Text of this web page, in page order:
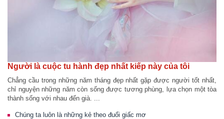
Người là cuộc tu hành đẹp nhất kiếp này của tôi
Chẳng cầu trong những năm tháng đẹp nhất gặp được người tốt nhất,
chỉ nguyện những năm còn sống được tương phùng, lựa chọn một tòa
thành sống với nhau đến già. ...
Chúng ta luôn là những kẻ theo đuổi giấc mơ